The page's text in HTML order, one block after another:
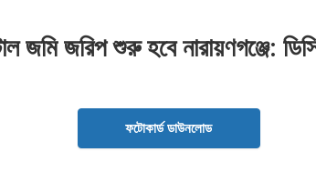
জমি জরিপ শুরু হবে নারায়ণগঞ্জে:
ফটোকার্ড ডাউনলোড